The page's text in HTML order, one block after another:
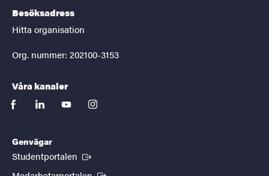
Besöksadress
Hitta organisation
Org. nummer: 202100-3153
Våra kanaler
facebooklinkedinyoutubeinstagram
Genvägar
Studentportalen (Extern länk)